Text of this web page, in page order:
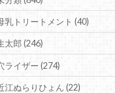
乳トリートメント(40)
太郎(246)
ライザー(274)
江ぬらりひょん(22)